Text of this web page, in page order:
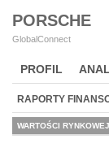
PORSCHE
GlobalConnect
PROFIL
BR LAB
RAPORTY
WARTOŚCI RYNKOWEJ